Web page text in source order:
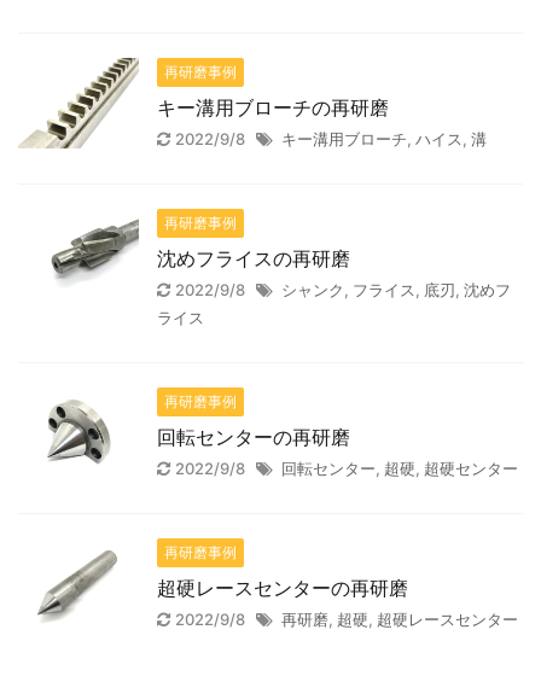
再研磨事例
キー溝用ブローチの再研磨
2022/9/8 キー溝用ブローチ ハイス 溝
再研磨事例
沈めフライスの再研磨
2022/9/8 シャンク フライス 底刃 沈めフ
ライス
再研磨事例
回転センターの再研磨
2022/9/8 回転センター 超硬 超硬センター
再研磨事例
超硬レースセンターの再研磨
2022/9/8 再研磨 超硬 超硬レースセンター